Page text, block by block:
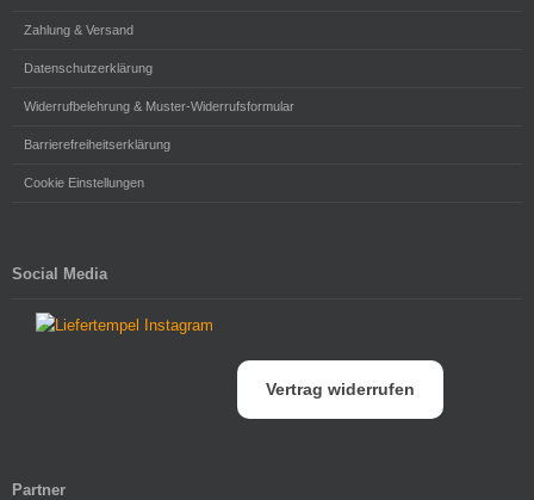
Zahlung & Versand
Datenschutzerklärung
Widerrufbelehrung & Muster-Widerrufsformular
Barrierefreiheitserklärung
Cookie Einstellungen
Social Media
Vertrag widerrufen
Partner